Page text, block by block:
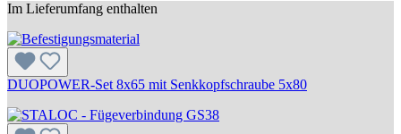
Im Lieferumfang enthalten
DUOPOWER-Set 8x65 mit Senkkopfschraube 5x80